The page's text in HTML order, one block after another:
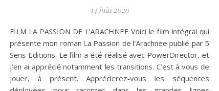
14 juin 2020
FILM LA PASSION DE L’ARACHNEE Voici le film intégral qui
présente mon roman La Passion de l’Arachnee publié par 5
Sens Editions. Le film a été réalisé avec PowerDirector, et
j’en ai apprécié notamment les transitions. C’est à vous de
jouer, à présent. Apprécierez-vous les séquences